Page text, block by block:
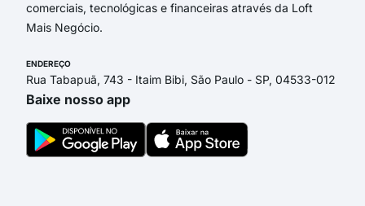
comerciais, tecnológicas e financeiras através da Loft
Mais Negócio.
ENDEREÇO
Rua Tabapuã, 743 - Itaim Bibi, São Paulo - SP, 04533-012
Baixe nosso app